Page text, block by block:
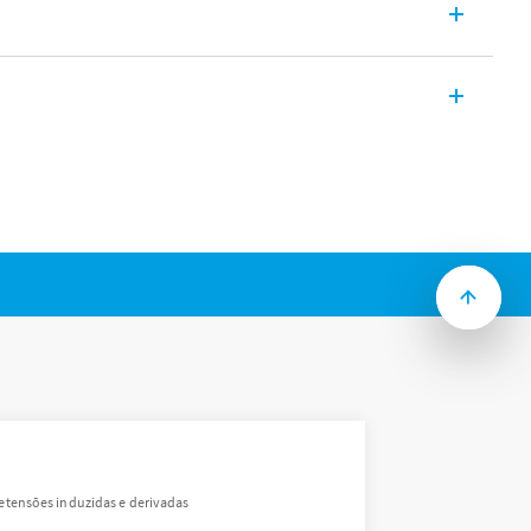
remota do estado do varistor
induzidas e derivadas